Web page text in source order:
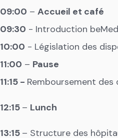
09:00 – Accueil et café
09:30 - Introduction
10:00 - Législation des
11:00 – Pause
11:15 - Remboursement
12:15 – Lunch
13:15 – Structure des